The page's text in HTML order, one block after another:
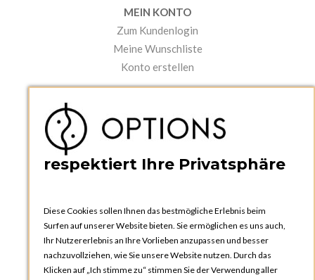
MEIN KONTO
Zum Kundenlogin
Meine Wunschliste
Konto erstellen
Kataloge und Bestellschein
Bedienungsanleitungen
OPTIONS ZÜRICH
respektiert Ihre Privatsphäre
Diese Cookies sollen Ihnen das bestmögliche Erlebnis beim
Surfen auf unserer Website bieten. Sie ermöglichen es uns auch,
Ihr Nutzererlebnis an Ihre Vorlieben anzupassen und besser
nachzuvollziehen, wie Sie unsere Website nutzen. Durch das
Klicken auf „Ich stimme zu“ stimmen Sie der Verwendung aller